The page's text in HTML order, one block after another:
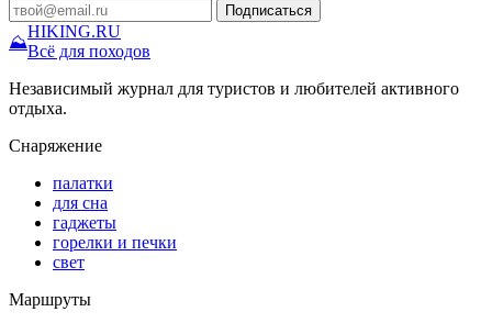
Подписаться
⛰
HIKING.RU
Всё для походов
Независимый журнал для туристов и любителей активного
отдыха.
Снаряжение
палатки
для сна
гаджеты
горелки и печки
свет
Маршруты